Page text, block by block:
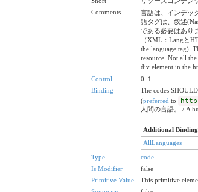
Comments
言語は、インデッ
語タグは、叙述
である必要はあり
（XML：Langと
the language tag).
resource. Not all
div element in the
Control
0..1
Binding
The codes
(preferred to
人間の言語。 / A
Additional
AllLanguages
Type
code
Is Modifier
false
Primitive Value
This primitive